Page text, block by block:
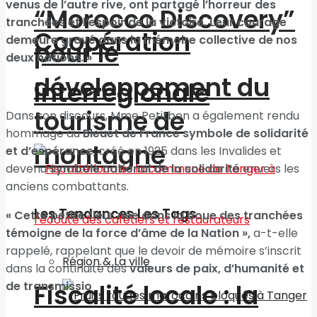
“Morocco Discovery”
pour le
développement du
tourisme de
montagne
Les Tendances Les Tags
Région & La ville
Coopération
interrégionale
Fiscalité locale : la
venus de l’autre rive, ont partagé l’horreur des
tranchées et l’espoir de la victoire. Leur courage
demeure gravé dans la mémoire collective de nos
deux nations. »
Dans son discours, Mme Petitbon a également rendu
hommage auBleuet de France symbole de solidarité
et d’espérance, créé en 1925 dans les Invalides et
devenusymbole national de la solidaritéenvers les
anciens combattants.
« Cette petite fleur née dans la boue des tranchées
témoigne de la force d’âme de la Nation »,a-t-elle
rappelé, rappelant que le devoir de mémoire s’inscrit
dans la continuité desvaleurs de paix, d’humanité et
de transmissio